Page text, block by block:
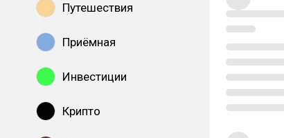
Путешествия
Приёмная
Инвестиции
Крипто